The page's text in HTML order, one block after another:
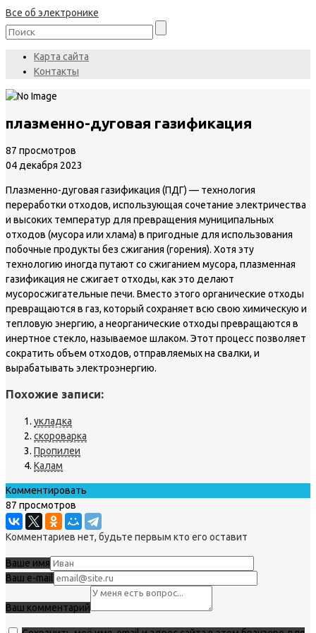
Все об электронике
Карта сайта
Контакты
плазменно-дуговая газификация
87 просмотров
04 декабря 2023
Плазменно-дуговая газификация (ПДГ) — технология
переработки отходов, использующая сочетание электричества
и высоких температур для превращения муниципальных
отходов (мусора или хлама) в пригодные для использования
побочные продукты без сжигания (горения). Хотя эту
технологию иногда путают со сжиганием мусора, плазменная
газификация не сжигает отходы, как это делают
мусоросжигательные печи. Вместо этого органические отходы
превращаются в газ, который сохраняет всю свою химическую и
тепловую энергию, а неорганические отходы превращаются в
инертное стекло, называемое шлаком. Этот процесс позволяет
сократить объем отходов, отправляемых на свалки, и
вырабатывать электроэнергию.
Похожие записи:
укладка
скороварка
Пропилеи
Калам
Комментировать
87 просмотров
Комментариев нет, будьте первым кто его оставит
Ваше имя
Ваш e-mail
Ваш комментарий